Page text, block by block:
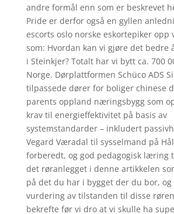
andre formål enn som er beskrevet
Pride er derfor også en gyllen
escorts oslo norske eskortepiker opp
som: Hvordan kan vi gjøre det bedre
i Steinkjer? Totalt har vi bytt ca. 700
Norge. Dørplattformen Schüco ADS
tilpassede dører for boliger chinese
parents oppland næringsbygg som
krav til energieffektivitet på basis av
systemstandarder – inkludert
Vegard Væradal til sysselmand på
forberedt, og god pedagogisk læring
det røranlegget i denne artikkelen
på det du har i bygget der du bor, og
vurdering av tilstanden til disse
bekrefte før vi dro at vi skulle ha